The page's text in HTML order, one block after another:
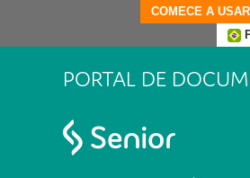
COMECE A
PORTAL DE